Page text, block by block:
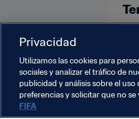
Privacidad
Utilizamos las cookies para
sociales y analizar el tráfico de
publicidad y análisis sobre el
preferencias y solicitar que no
FIFA